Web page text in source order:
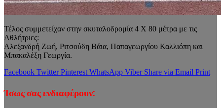
Τέλος συμμετείχαν στην σκυταλοδρομία 4 Χ 80 μέτρα με τις
Αθλήτριες:
Αλεξανδρή Ζωή, Ριτσούδη Βάια, Παπαγεωργίου Καλλιόπη και
Μπακαλέξη Γεωργία.
Facebook Twitter Pinterest WhatsApp Viber Share via Email Print
Ίσως σας ενδιαφέρουν: